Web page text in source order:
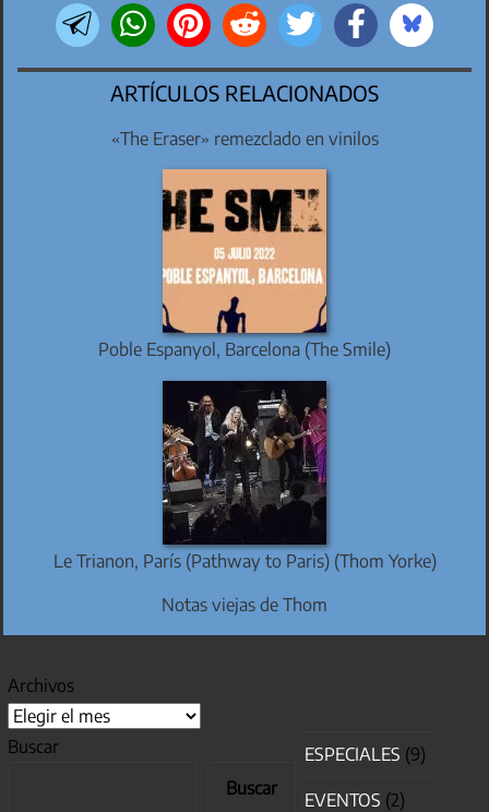
ARTÍCULOS RELACIONADOS
«The Eraser» remezclado en vinilos
Poble Espanyol, Barcelona (The Smile)
Le Trianon, París (Pathway to Paris) (Thom Yorke)
Notas viejas de Thom
Archivos
Buscar
Buscar
ESPECIALES (9)
EVENTOS (2)